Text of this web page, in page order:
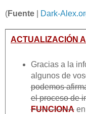
(Fuente Dark-
ACTUALIZACIÓN
Gracias a la
algunos de
podemos
el proceso de
FUNCIONAen